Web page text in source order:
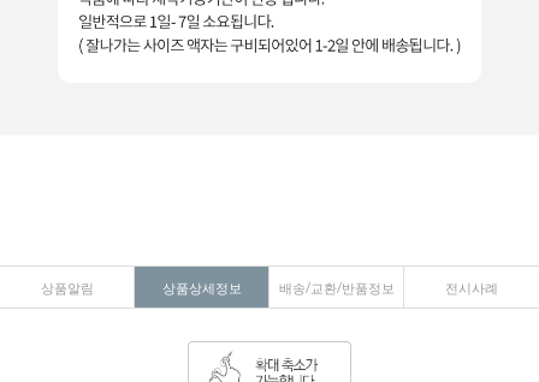
상품알림 상품상세정보 배송/교환/반품정보 전시사례